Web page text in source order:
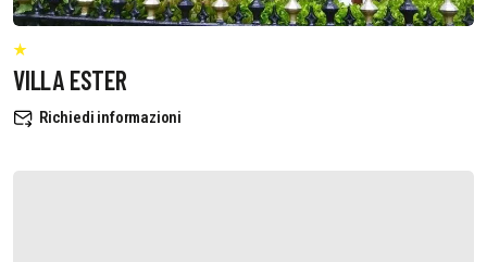
VILLA ESTER
Richiedi informazioni